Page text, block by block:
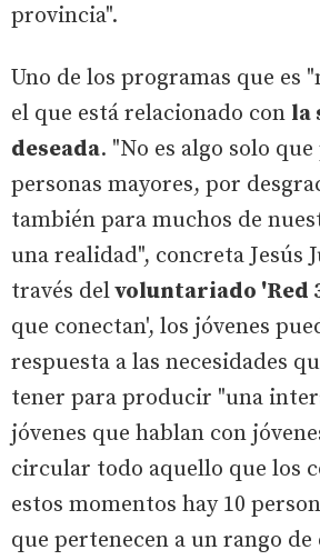
provincia".
Uno de los programas que es
el que está relacionado con la
deseada. "No es algo solo
personas mayores, por
también para muchos de
una realidad", concreta Jesús
través delvoluntariado 'Red
que conectan', los jóvenes
respuesta a las necesidades
tener para producir "una
jóvenes que hablan con
circular todo aquello que los
estos momentos hay 10
que pertenecen a un rango